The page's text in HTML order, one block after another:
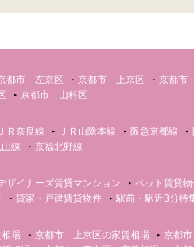
都市 左京区 京都市 上京区 京都市
京都市 山科区
ＪＲ奈良線 ＪＲ山陰本線 阪急京都線
線
京福北野線
ザイナーズ賃貸マンション ペット賃貸
貸家・戸建賃貸物件 駅前・駅近3分特
場 京都市 上京区の家賃相場 京都